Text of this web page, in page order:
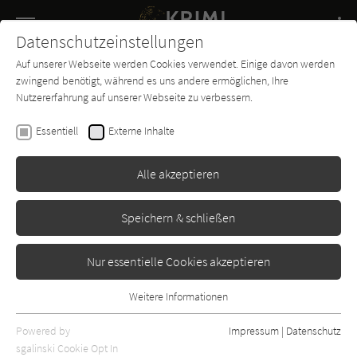
SUCHE
Buch-
Entdecker
Forum Charts
Kevin Brooks
Johnny Delgado - Der Mörder
meines Vaters
dtv
Datenschutzeinstellungen
Auf unserer Webseite werden Cookies verwendet. Einige davon werden
zwingend benötigt, während es uns andere ermöglichen, Ihre
Nutzererfahrung auf unserer Webseite zu verbessern.
Essentiell Externe Inhalte
Alle akzeptieren
Speichern & schließen
Nur essentielle Cookies akzeptieren
Essentielle Cookies werden für grundlegende Funktionen der
Webseite benötigt. Dadurch ist gewährleistet, dass die Webseite
Weitere Informationen
Powered by
sgalinski Cookie Opt In
Impressum | Datenschutz